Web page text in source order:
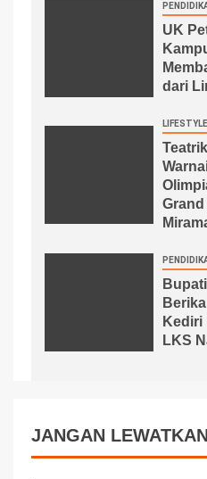
UK
dari
LIFESTYLE
Grand
Kediri
LKS
JANGAN LEWATKAN